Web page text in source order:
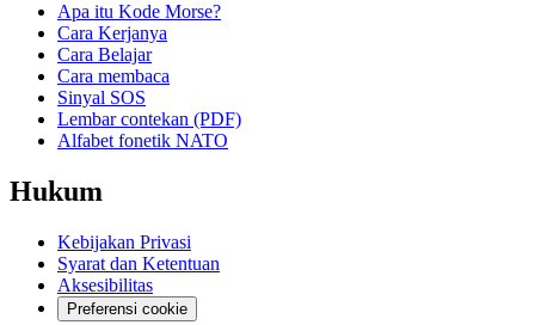
Apa itu Kode Morse?
Cara Kerjanya
Cara Belajar
Cara membaca
Sinyal SOS
Lembar contekan (PDF)
Alfabet fonetik NATO
Hukum
Kebijakan Privasi
Syarat dan Ketentuan
Aksesibilitas
Preferensi cookie